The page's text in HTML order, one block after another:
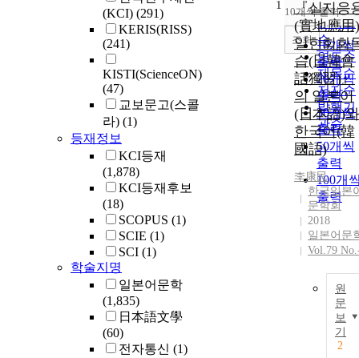
(KCI) (291)
KERIS(RISS)
(241)
KISTI(ScienceON)
(47)
교보문고(스콜
라) (1)
등재정보
KCI등재
(1,878)
KCI등재후보
(18)
SCOPUS (1)
SCIE (1)
SCI (1)
학술지명
일본어문학
(1,835)
日本語文學
(60)
전자통신 (1)
순
인기도
순
연도순
제목순
저자순
발행기
관순
내림차
10개씩 출력
10개씩
출력
20개씩
출력
30개씩
출력
50개씩
출력
100개
출력
조회
1
『실지응
(實地應用)
일한회화
습(日韓會
話獨習)』
의 일본어
(日本語)와
한국어(韓
國語)
李康民
한국일본
문학회
2018
일본어문
Vol.79
원
문
보
기
2